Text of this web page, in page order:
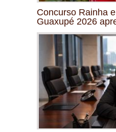
Concurso Rainha
Guaxupé 2026